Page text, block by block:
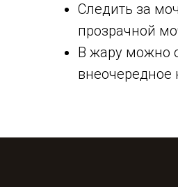
Следить за
прозрачной
В жару можно
внеочередное